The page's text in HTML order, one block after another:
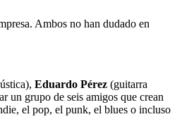
Ambos no han dudado en
Eduardo Pérez (guitarra
un grupo de seis amigos que crean
el pop, el punk, el blues o incluso